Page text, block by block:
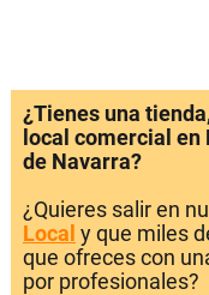
¿Tienes una
local comercial en
de Navarra?
¿Quieres salir en
Local y que miles
que ofreces con
por profesionales?